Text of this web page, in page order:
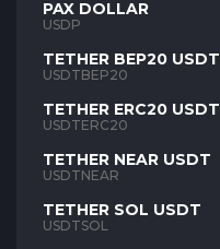
PAX DOLLAR
USDP
TETHER BEP20 USDT
USDTBEP20
TETHER ERC20 USDT
USDTERC20
TETHER NEAR USDT
USDTNEAR
TETHER SOL USDT
USDTSOL